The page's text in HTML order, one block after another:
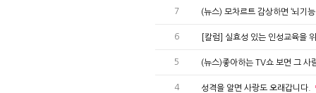
7 (뉴스) 모차르트 감상하면 ‘뇌기
6 [칼럼] 실효성 있는 인성교육을
5 (뉴스)좋아하는 TV쇼 보면 그 사
4 성격을 알면 사랑도 오래갑니다.